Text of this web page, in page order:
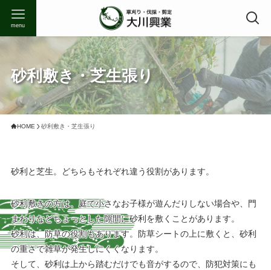
menu
砂利敷き・芝生張り
HOME 砂利敷き・芝生張り
砂利と芝生。どちらもそれぞれ違う役割があります。
砂利敷きの方は、庭で小さなお子様が遊んだりしない場合や、門
まわりなどちょっとした隙間に砂利を敷くことがあります。
砂利は、防草の役割もあります。防草シートの上に敷くと、砂利
の重さで雑草が発生しにくくなります。
そして、砂利は上から踏むだけでも音がするので、防犯対策にも